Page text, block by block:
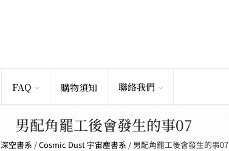
FAQ 購物須知 聯絡我們
男配角罷工後會發生的事07
深空書系 /Cosmic Dust 宇宙塵書系 / 男配角罷工後會發生的事07